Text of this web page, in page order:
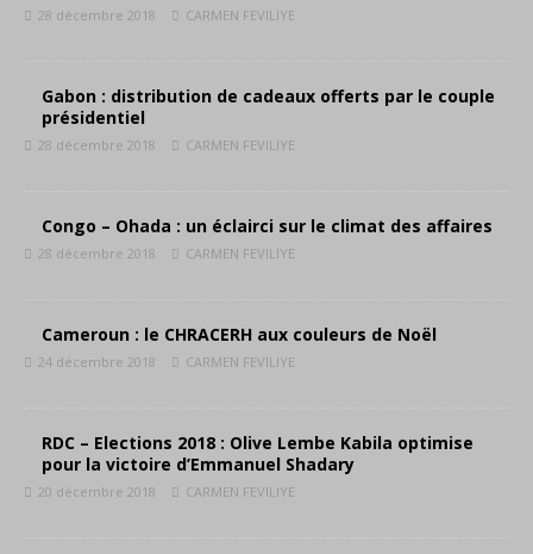
28 décembre 2018 CARMEN FEVILIYE
Gabon : distribution de cadeaux offerts par le couple
présidentiel
28 décembre 2018 CARMEN FEVILIYE
Congo – Ohada : un éclairci sur le climat des affaires
28 décembre 2018 CARMEN FEVILIYE
Cameroun : le CHRACERH aux couleurs de Noël
24 décembre 2018 CARMEN FEVILIYE
RDC – Elections 2018 : Olive Lembe Kabila optimise
pour la victoire d’Emmanuel Shadary
20 décembre 2018 CARMEN FEVILIYE